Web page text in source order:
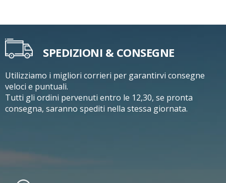
SPEDIZIONI & CONSEGNE
Utilizziamo i migliori corrieri per garantirvi consegne
veloci e puntuali.
Tutti gli ordini pervenuti entro le 12,30, se pronta
consegna, saranno spediti nella stessa giornata.